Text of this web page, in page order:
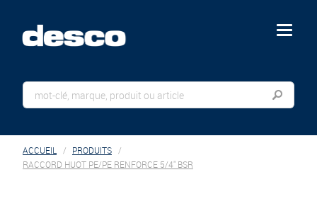
menu
ACCUEIL
PRODUITS
RACCORD HUOT PE/PE RENFORCE 5/4" BSR